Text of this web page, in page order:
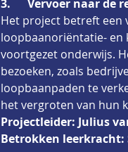
3.
Vervoer naar de
Het project betreft een
loopbaanoriëntatie-
voortgezet onderwijs.
bezoeken, zoals
loopbaanpaden te
het vergroten van hun
Projectleider: Julius
Betrokken leerkracht: